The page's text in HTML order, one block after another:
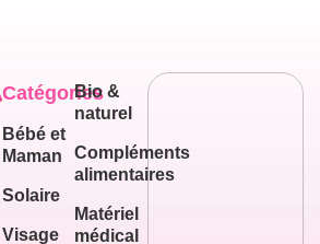
Catégories
Bébé et
Maman
Solaire
Visage
Bio &
naturel
Compléments
alimentaires
Matériel
médical